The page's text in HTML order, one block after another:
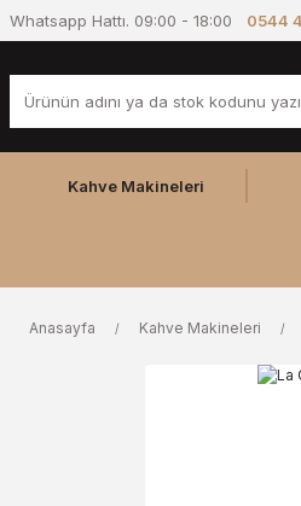
Whatsapp Hattı. 09:00 - 18:00 0544
Kahve Makineleri
Anasayfa Kahve Makineleri